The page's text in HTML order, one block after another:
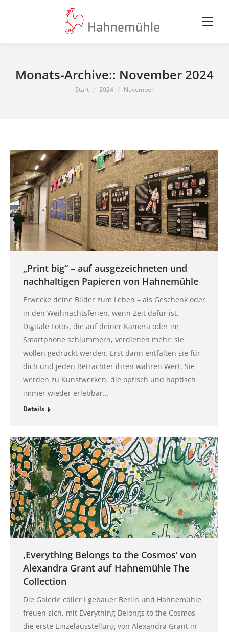
Monats-Archive:: November 2024
Sie befinden sich hier:
Start 2024 November
„Print big“ – auf ausgezeichneten und
nachhaltigen Papieren von Hahnemühle
Erwecke deine Bilder zum Leben – als Geschenk oder
in den Weihnachtsferien, wenn Zeit dafür ist.
Digitale Fotos, die auf deiner Kamera oder im
Smartphone schlummern, verdienen mehr: sie
wollen gedruckt werden. Erst dann entfalten sie für
dich und jeden Betrachter ihren wahren Wert. Sie
werden zu Kunstwerken, die optisch und haptisch
immer wieder erlebbar…
Details
‚Everything Belongs to the Cosmos‘ von
Alexandra Grant auf Hahnemühle The
Collection
Die Galerie calier I gebauer Berlin und Hahnemühle
freuen sich, mit Everything Belongs to the Cosmos
die erste Einzelausstellung von Alexandra Grant in